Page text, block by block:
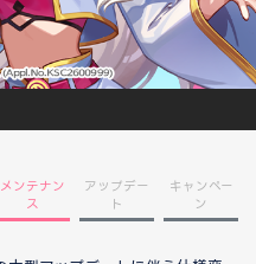
メンテナン
ス
アップデー
ト
キャンペー
ン